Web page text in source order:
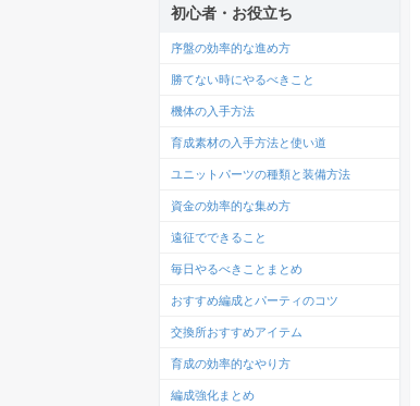
初心者・お役立ち
序盤の効率的な進め方
勝てない時にやるべきこと
機体の入手方法
育成素材の入手方法と使い道
ユニットパーツの種類と装備方法
資金の効率的な集め方
遠征でできること
毎日やるべきことまとめ
おすすめ編成とパーティのコツ
交換所おすすめアイテム
育成の効率的なやり方
編成強化まとめ